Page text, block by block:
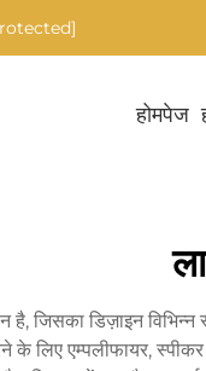
होमपेज
है, जिसका डिज़ाइन
के लिए एम्पलीफायर,